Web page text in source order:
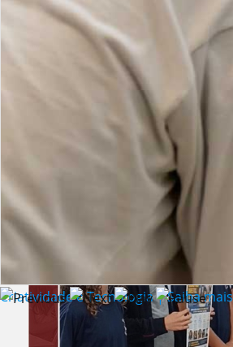
Criatividade e Tecnologia | Saiba mais